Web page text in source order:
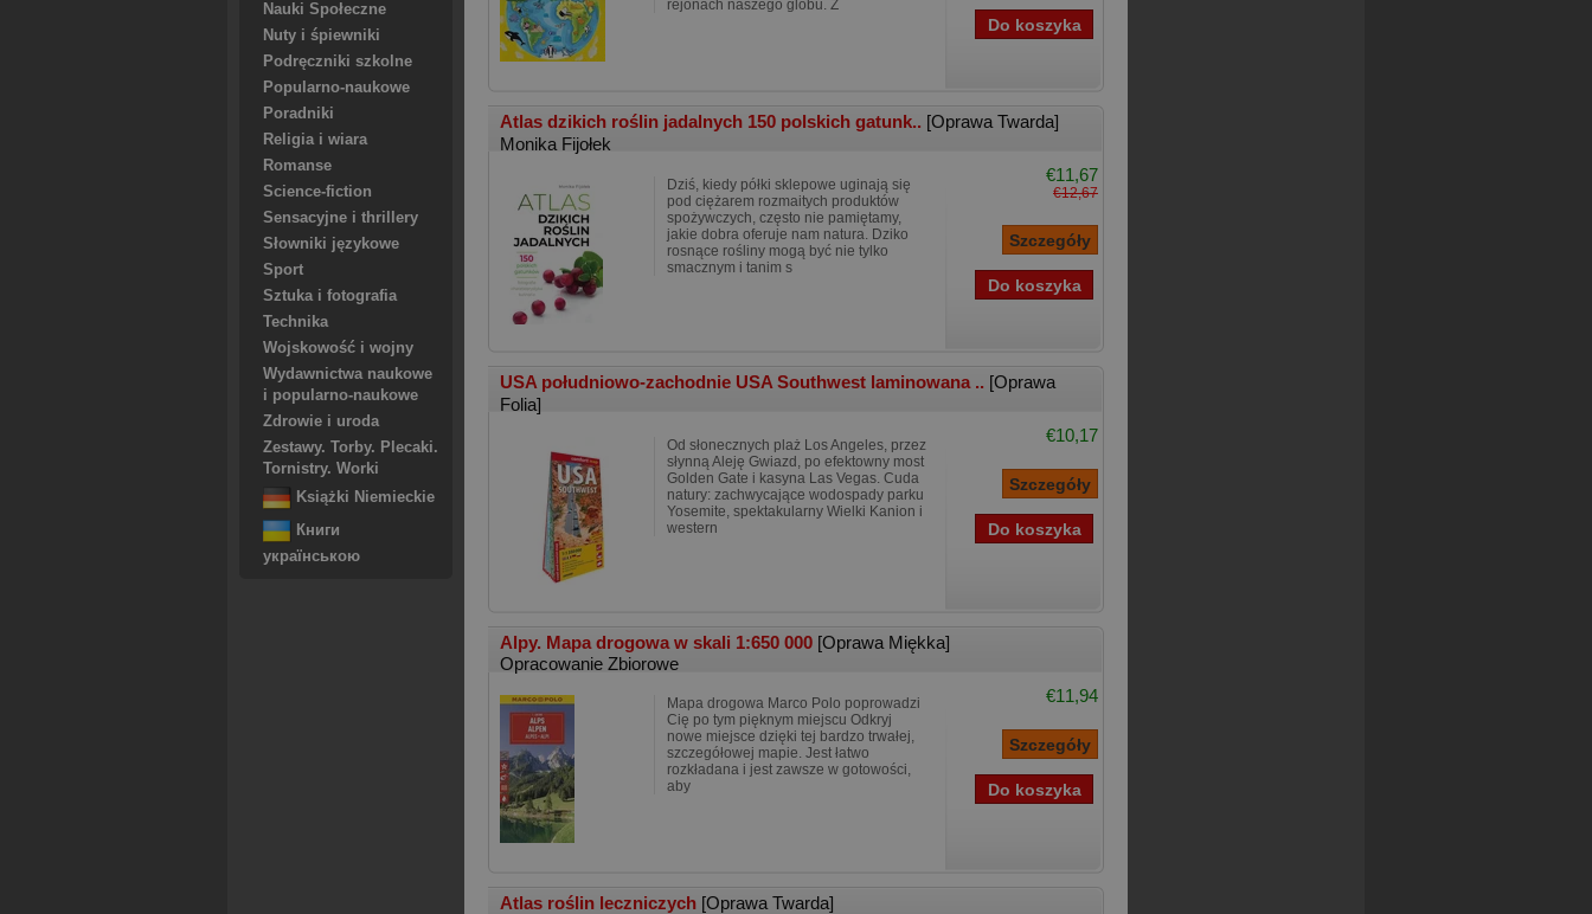
Nauki Społeczne
Nuty i śpiewniki
Podręczniki szkolne
Popularno-naukowe
Poradniki
Religia i wiara
Romanse
Science-fiction
Sensacyjne i thrillery
Słowniki językowe
Sport
Sztuka i fotografia
Technika
Wojskowość i wojny
Wydawnictwa naukowe
i popularno-naukowe
Zdrowie i uroda
Zestawy. Torby. Plecaki.
Tornistry. Worki
Książki Niemieckie
Книги
українською
rejonach naszego globu. Z
Atlas dzikich roślin jadalnych 150 polskich gatunk.. [Oprawa Twarda]
Monika Fijołek
Dziś, kiedy półki sklepowe uginają się
pod ciężarem rozmaitych produktów
spożywczych, często nie pamiętamy,
jakie dobra oferuje nam natura. Dziko
rosnące rośliny mogą być nie tylko
smacznym i tanim s
€11,67
€12,67
USA południowo-zachodnie USA Southwest laminowana .. [Oprawa
Folia]
Od słonecznych plaż Los Angeles, przez
słynną Aleję Gwiazd, po efektowny most
Golden Gate i kasyna Las Vegas. Cuda
natury: zachwycające wodospady parku
Yosemite, spektakularny Wielki Kanion i
western
€10,17
Alpy. Mapa drogowa w skali 1:650 000 [Oprawa Miękka]
Opracowanie Zbiorowe
Mapa drogowa Marco Polo poprowadzi
Cię po tym pięknym miejscu Odkryj
nowe miejsce dzięki tej bardzo trwałej,
szczegółowej mapie. Jest łatwo
rozkładana i jest zawsze w gotowości,
aby
€11,94
Atlas roślin leczniczych [Oprawa Twarda]